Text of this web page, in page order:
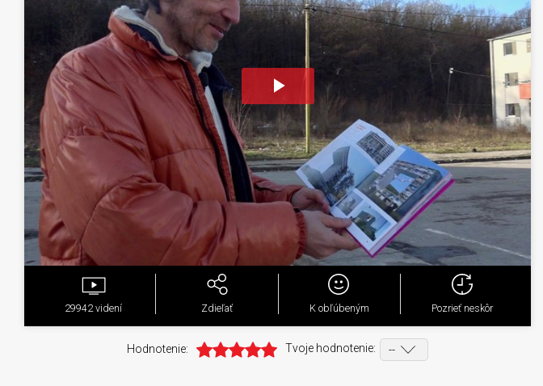
Play
Video
29942videní Zdieľať K obľúbeným Pozrieť neskôr
Hodnotenie: Tvoje hodnotenie: